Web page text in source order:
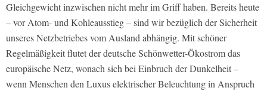
Gleichgewicht inzwischen nicht mehr im Griff haben. Bereits heute
– vor Atom- und Kohleausstieg – sind wir bezüglich der Sicherheit
unseres Netzbetriebes vom Ausland abhängig. Mit schöner
Regelmäßigkeit flutet der deutsche Schönwetter-Ökostrom das
europäische Netz, wonach sich bei Einbruch der Dunkelheit –
wenn Menschen den Luxus elektrischer Beleuchtung in Anspruch